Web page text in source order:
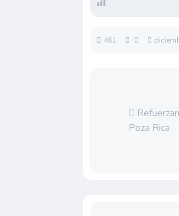
461 0
Poza Rica